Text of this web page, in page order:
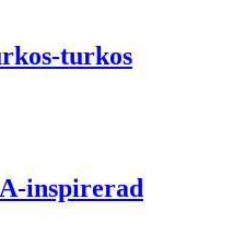
turkos
inspirerad